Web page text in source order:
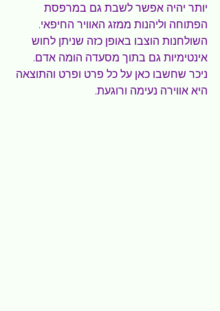
יותר יהיה אפשר לשבת גם במרפסת
הפתוחה וליהנות ממזג האוויר החיפאי.
השולחנות הוצבו באופן כזה שניתן לחוש
אינטימיות גם בתוך מסעדה הומה אדם.
ניכר שחשבו כאן על כל פרט ופרט והתוצאה
היא אווירה נעימה ורוגעת.